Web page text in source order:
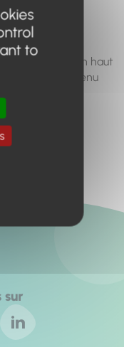
de recherche en haut
trouver le contenu
sur
to